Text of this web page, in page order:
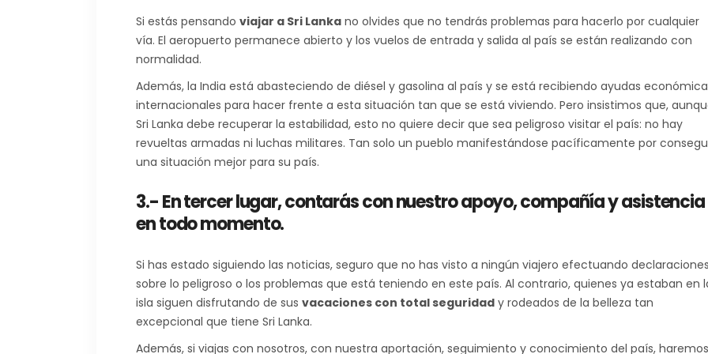
Si estás pensando viajar a Sri Lanka no olvides que no tendrás problemas para hacerlo por cualquier
vía. El aeropuerto permanece abierto y los vuelos de entrada y salida al país se están realizando con
normalidad.
Además, la India está abasteciendo de diésel y gasolina al país y se está recibiendo ayudas
internacionales para hacer frente a esta situación tan que se está viviendo. Pero insistimos que,
Sri Lanka debe recuperar la estabilidad, esto no quiere decir que sea peligroso visitar el país: no hay
revueltas armadas ni luchas militares. Tan solo un pueblo manifestándose pacíficamente por
una situación mejor para su país.
3.- En tercer lugar, contarás con nuestro apoyo, compañía y asistencia
en todo momento.
Si has estado siguiendo las noticias, seguro que no has visto a ningún viajero efectuando declaraciones
sobre lo peligroso o los problemas que está teniendo en este país. Al contrario, quienes ya estaban en
isla siguen disfrutando de sus vacaciones con total seguridad y rodeados de la belleza tan
excepcional que tiene Sri Lanka.
Además, si viajas con nosotros, con nuestra aportación, seguimiento y conocimiento del país, haremos